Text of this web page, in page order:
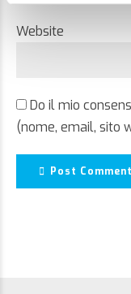
Website
Do il mio
(nome, email, sito
Post Comment